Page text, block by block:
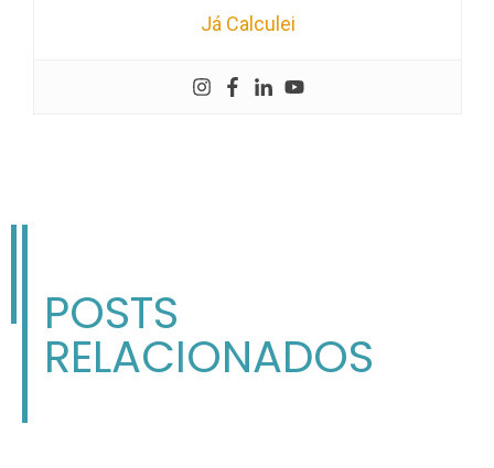
Já Calculei
POSTS
RELACIONADOS